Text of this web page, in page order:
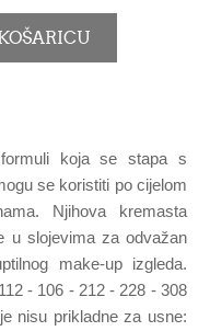
koja se stapa s
se koristiti po cijelom
Njihova kremasta
u slojevima za odvažan
make-up izgleda.
- 106 - 212 - 228 - 308
nisu prikladne za usne: